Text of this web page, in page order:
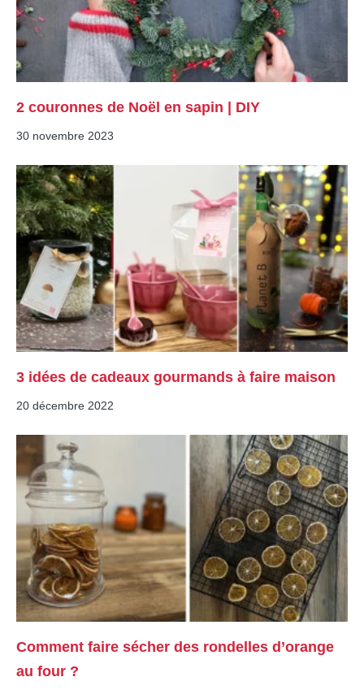
2 couronnes de Noël en sapin | DIY
30 novembre 2023
3 idées de cadeaux gourmands à faire maison
20 décembre 2022
Comment faire sécher des rondelles d’orange
au four ?